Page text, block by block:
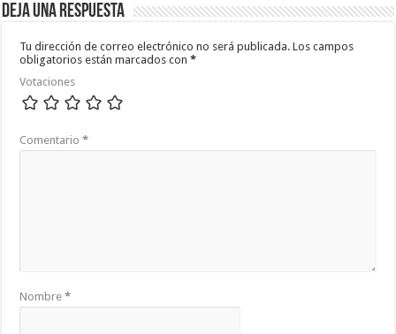
Deja una respuesta
Tu dirección de correo electrónico no será publicada. Los campos
obligatorios están marcados con*
Votaciones
Comentario*
Nombre*